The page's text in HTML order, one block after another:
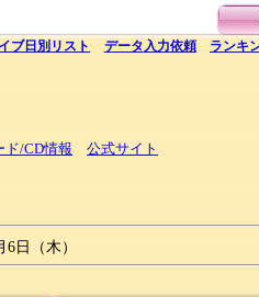
ブ日別 リスト データ入力依頼 ランキ
ド/CD情報 公式サイト
6日（木）